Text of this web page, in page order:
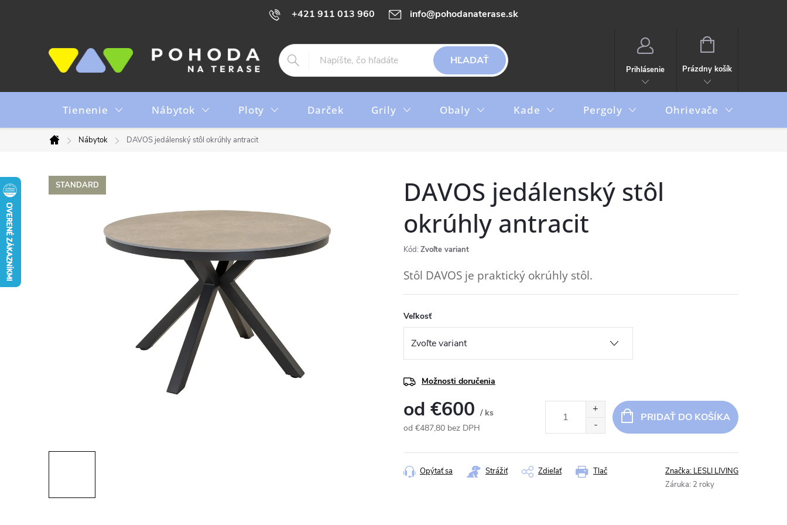
+421 911 013 960 info@pohodanaterase.sk
HĽADAŤ
Prihlásenie
NÁKUPNÝ
Prázdny košík
Tienenie Nábytok Ploty Darček Grily Obaly Kade Pergoly Ohrievače
Domov
Nábytok DAVOS jedálenský stôl okrúhly antracit
STANDARD
DAVOS jedálenský stôl
okrúhly antracit
Kód: Zvoľte variant
Stôl DAVOS je praktický okrúhly stôl.
Veľkosť
Možnosti doručenia
od €600 / ks
od €487,80 bez DPH
cena:
PRIDAŤ DO KOŠÍKA
Tlač
Opýtať sa Strážiť Zdieľať Značka: LESLI LIVING
Záruka: 2 roky